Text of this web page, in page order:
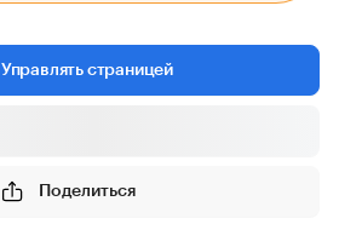
Управлять страницей
Поделиться